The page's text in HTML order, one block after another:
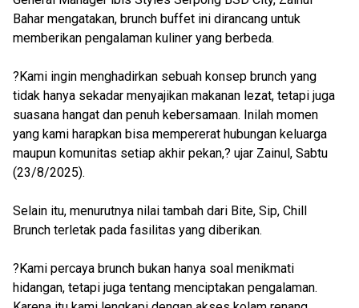
Bahar mengatakan, brunch buffet ini dirancang untuk
memberikan pengalaman kuliner yang berbeda.
?Kami ingin menghadirkan sebuah konsep brunch yang
tidak hanya sekadar menyajikan makanan lezat, tetapi juga
suasana hangat dan penuh kebersamaan. Inilah momen
yang kami harapkan bisa mempererat hubungan keluarga
maupun komunitas setiap akhir pekan,? ujar Zainul, Sabtu
(23/8/2025).
Selain itu, menurutnya nilai tambah dari Bite, Sip, Chill
Brunch terletak pada fasilitas yang diberikan.
?Kami percaya brunch bukan hanya soal menikmati
hidangan, tetapi juga tentang menciptakan pengalaman.